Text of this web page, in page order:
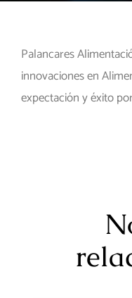
Palancares
innovaciones en
expectación y éxito